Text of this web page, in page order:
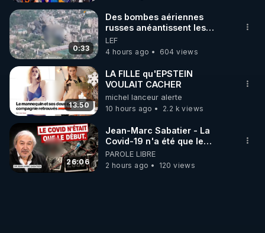
0:33
Des bombes aériennes
russes anéantissent les
centres de contrôle de
drones de 3 brigades
ukrainienne
LEF
4 hours ago
604 views
13:50
LA FILLE qu'EPSTEIN
VOULAIT CACHER
michel lanceur alerte
10 hours ago
2.2 k views
26:06
Jean-Marc Sabatier - La
Covid-19 n'a été que le
début - L'ARN messager
jusqu où ira-t-il ?
PAROLE LIBRE
2 hours ago
120 views